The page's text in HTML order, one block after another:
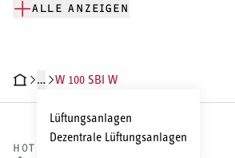
ALLE ANZEIGEN
DATENDOKUMENTE
…
Lüftungsanlagen
Dezentrale Lüftungsanlagen
W 100 SBI W
HOTLINE VERTRIEB